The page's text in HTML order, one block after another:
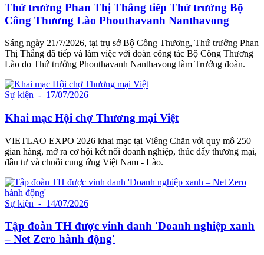
Thứ trưởng Phan Thị Thắng tiếp Thứ trưởng Bộ
Công Thương Lào Phouthavanh Nanthavong
Sáng ngày 21/7/2026, tại trụ sở Bộ Công Thương, Thứ trưởng Phan
Thị Thắng đã tiếp và làm việc với đoàn công tác Bộ Công Thương
Lào do Thứ trưởng Phouthavanh Nanthavong làm Trưởng đoàn.
Sự kiện - 17/07/2026
Khai mạc Hội chợ Thương mại Việt
VIETLAO EXPO 2026 khai mạc tại Viêng Chăn với quy mô 250
gian hàng, mở ra cơ hội kết nối doanh nghiệp, thúc đẩy thương mại,
đầu tư và chuỗi cung ứng Việt Nam - Lào.
Sự kiện - 14/07/2026
Tập đoàn TH được vinh danh 'Doanh nghiệp xanh
– Net Zero hành động'